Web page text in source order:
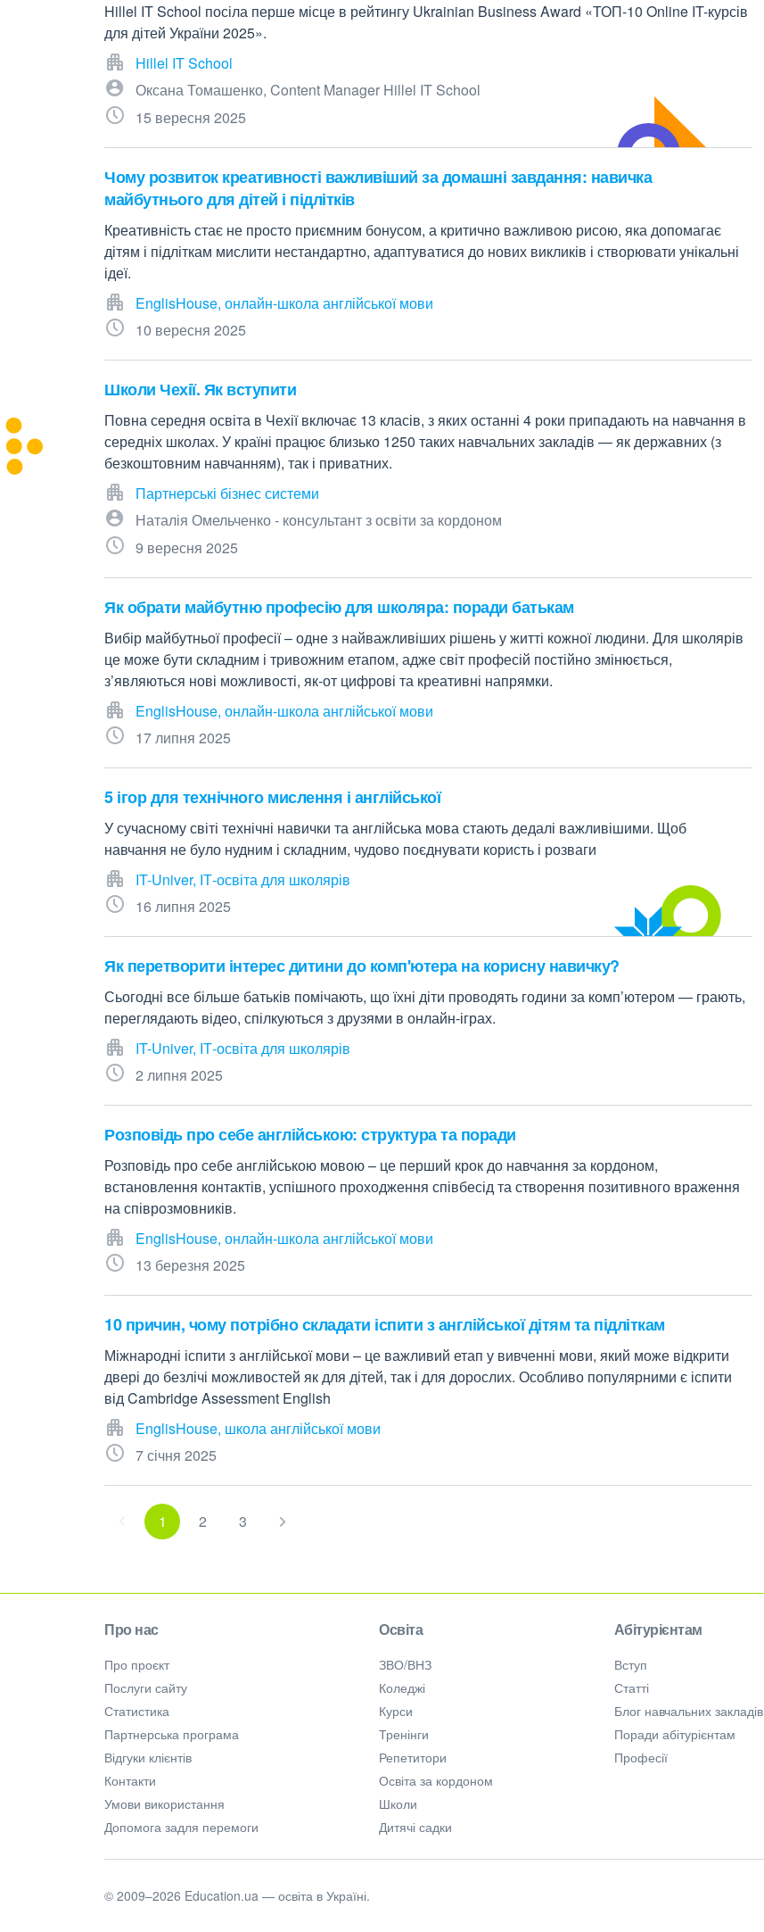
Hillel IT School посіла перше місце в рейтингу Ukrainian Business Award «ТОП-10 Online IT-курсів
для дітей України 2025».
Hillel IT School
Оксана Томашенко, Content Manager Hillel IT School
15 вересня 2025
Чому розвиток креативності важливіший за домашні завдання: навичка
майбутнього для дітей і підлітків
Креативність стає не просто приємним бонусом, а критично важливою рисою, яка допомагає
дітям і підліткам мислити нестандартно, адаптуватися до нових викликів і створювати унікальні
ідеї.
EnglisHouse, онлайн-школа англійської мови
10 вересня 2025
Школи Чехії. Як вступити
Повна середня освіта в Чехії включає 13 класів, з яких останні 4 роки припадають на навчання в
середніх школах. У країні працює близько 1250 таких навчальних закладів — як державних (з
безкоштовним навчанням), так і приватних.
Партнерські бізнес системи
Наталія Омельченко - консультант з освіти за кордоном
9 вересня 2025
Як обрати майбутню професію для школяра: поради батькам
Вибір майбутньої професії – одне з найважливіших рішень у житті кожної людини. Для школярів
це може бути складним і тривожним етапом, адже світ професій постійно змінюється,
з’являються нові можливості, як-от цифрові та креативні напрямки.
EnglisHouse, онлайн-школа англійської мови
17 липня 2025
5 ігор для технічного мислення і англійської
У сучасному світі технічні навички та англійська мова стають дедалі важливішими. Щоб
навчання не було нудним і складним, чудово поєднувати користь і розваги
IT-Univer, ІТ-освіта для школярів
16 липня 2025
Як перетворити інтерес дитини до комп'ютера на корисну навичку?
Сьогодні все більше батьків помічають, що їхні діти проводять години за комп’ютером — грають,
переглядають відео, спілкуються з друзями в онлайн-іграх.
IT-Univer, ІТ-освіта для школярів
2 липня 2025
Розповідь про себе англійською: структура та поради
Розповідь про себе англійською мовою – це перший крок до навчання за кордоном,
встановлення контактів, успішного проходження співбесід та створення позитивного враження
на співрозмовників.
EnglisHouse, онлайн-школа англійської мови
13 березня 2025
10 причин, чому потрібно складати іспити з англійської дітям та підліткам
Міжнародні іспити з англійської мови – це важливий етап у вивченні мови, який може відкрити
двері до безлічі можливостей як для дітей, так і для дорослих. Особливо популярними є іспити
від Cambridge Assessment English
EnglisHouse, школа англійської мови
7 січня 2025
1 2 3
Про нас
Про проєкт
Послуги сайту
Статистика
Партнерська програма
Відгуки клієнтів
Контакти
Умови використання
Допомога задля перемоги
Освіта
ЗВО/ВНЗ
Коледжі
Курси
Тренінги
Репетитори
Освіта за кордоном
Школи
Дитячі садки
Абітурієнтам
Вступ
Статті
Блог навчальних закладів
Поради абітурієнтам
Професії
© 2009–2026 Education.ua — освіта в Україні.